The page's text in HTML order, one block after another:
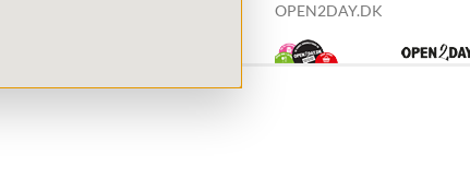
OPEN2DAY.DK